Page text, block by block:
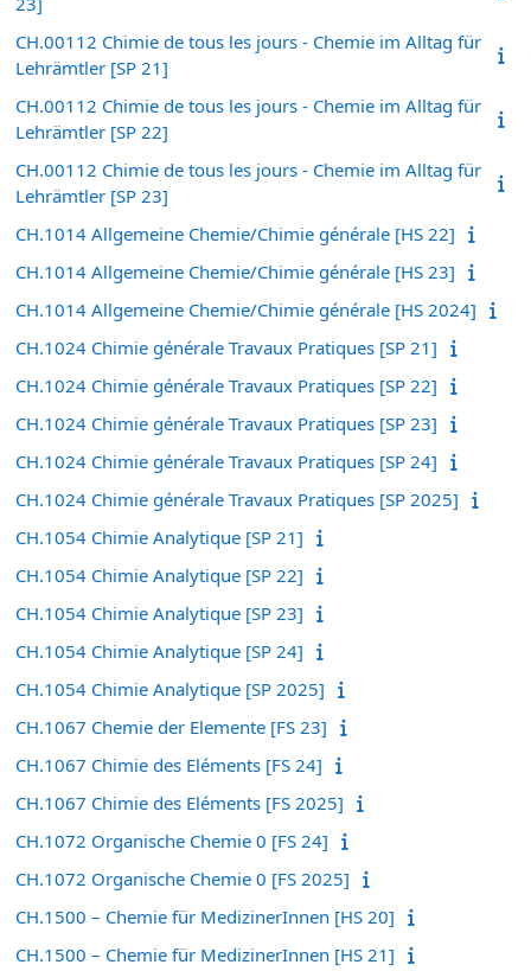
CH.00112 Chimie de tous les jours - Chemie im Alltag für
Lehrämtler [SP 21]
CH.00112 Chimie de tous les jours - Chemie im Alltag für
Lehrämtler [SP 22]
CH.00112 Chimie de tous les jours - Chemie im Alltag für
Lehrämtler [SP 23]
CH.1014 Allgemeine Chemie/Chimie générale [HS 22]
CH.1014 Allgemeine Chemie/Chimie générale [HS 23]
CH.1014 Allgemeine Chemie/Chimie générale [HS 2024]
CH.1024 Chimie générale Travaux Pratiques [SP 21]
CH.1024 Chimie générale Travaux Pratiques [SP 22]
CH.1024 Chimie générale Travaux Pratiques [SP 23]
CH.1024 Chimie générale Travaux Pratiques [SP 24]
CH.1024 Chimie générale Travaux Pratiques [SP 2025]
CH.1054 Chimie Analytique [SP 21]
CH.1054 Chimie Analytique [SP 22]
CH.1054 Chimie Analytique [SP 23]
CH.1054 Chimie Analytique [SP 24]
CH.1054 Chimie Analytique [SP 2025]
CH.1067 Chemie der Elemente [FS 23]
CH.1067 Chimie des Eléments [FS 24]
CH.1067 Chimie des Eléments [FS 2025]
CH.1072 Organische Chemie 0 [FS 24]
CH.1072 Organische Chemie 0 [FS 2025]
CH.1500 – Chemie für MedizinerInnen [HS 20]
CH.1500 – Chemie für MedizinerInnen [HS 21]